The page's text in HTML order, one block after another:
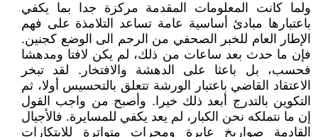
ولما كانت المعلومات المقدمة مركزة جدا بما يكفي
باعتبارها مبادئ أساسية عامة تساعد التلامذة على فهم
الإطار العام للخبر الصحفي من الرحم الى الوضع كجنين.
فإن ما حدث بعد ساعات من ذلك، لم يكن لافتا ومدهشا
فحسب، بل باعثا على الدهشة والافتخار. لقد تبخر
الاعتقاد القاضي باعتبار الورشة تتعلق بالتحسيس أولا، ثم
التكوين بالتدرج أبعد ذلك خيرا. وأصبح من واجب القول
إن ما نتملكه نحن الكبار، لم يعد يكفي للمسايرة. فالأجيال
القادمة صواريخ عابرة ومجرات متواترة للابتكارات